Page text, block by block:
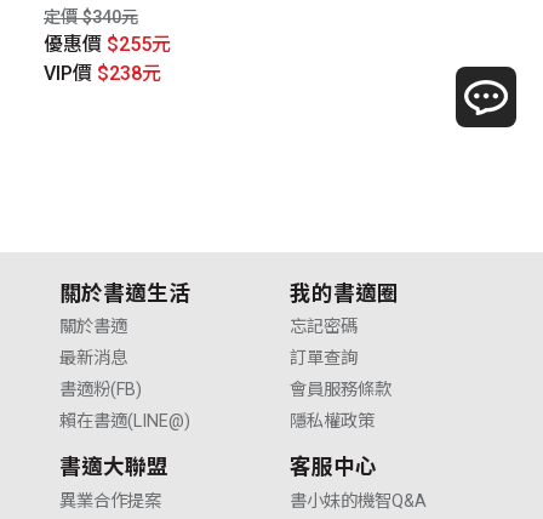
定價 $340元
優惠價 $255元
VIP價 $238元
關於書適生活
關於書適
最新消息
書適粉(FB)
賴在書適(LINE@)
我的書適圈
忘記密碼
訂單查詢
會員服務條款
隱私權政策
書適大聯盟
異業合作提案
客服中心
書小妹的機智Q&A